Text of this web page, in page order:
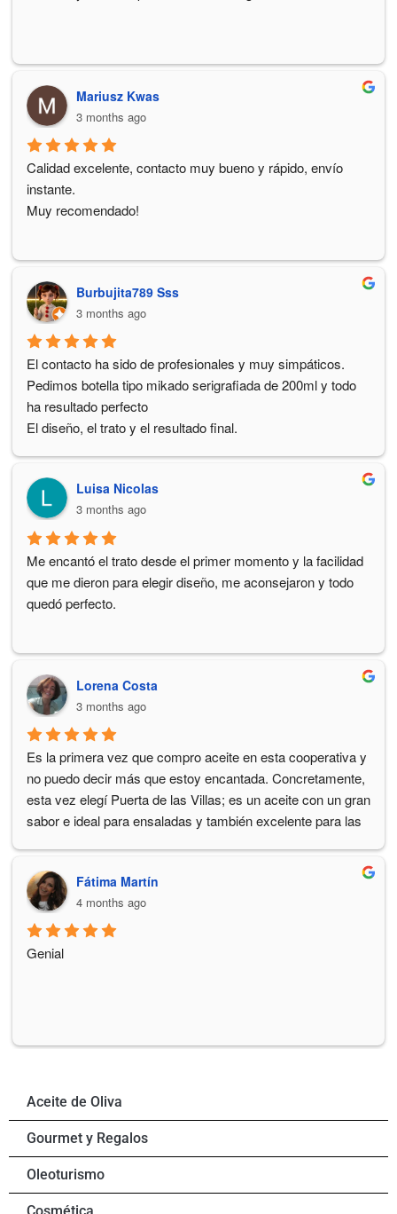
Mariusz Kwas
3 months ago
Calidad excelente, contacto muy bueno y rápido, envío
instante.
Muy recomendado!
Burbujita789 Sss
3 months ago
El contacto ha sido de profesionales y muy simpáticos.
Pedimos botella tipo mikado serigrafiada de 200ml y todo
ha resultado perfecto
El diseño, el trato y el resultado final.
nuevamente.Luisa Nicolas
3 months ago
Me encantó el trato desde el primer momento y la facilidad
que me dieron para elegir diseño, me aconsejaron y todo
quedó perfecto.
Lorena Costa
3 months ago
Es la primera vez que compro aceite en esta cooperativa y
no puedo decir más que estoy encantada. Concretamente,
esta vez elegí Puerta de las Villas; es un aceite con un gran
sabor e ideal para ensaladas y también excelente para las
Fátima Martín
4 months ago
Genial
Aceite de Oliva
Gourmet y Regalos
Oleoturismo